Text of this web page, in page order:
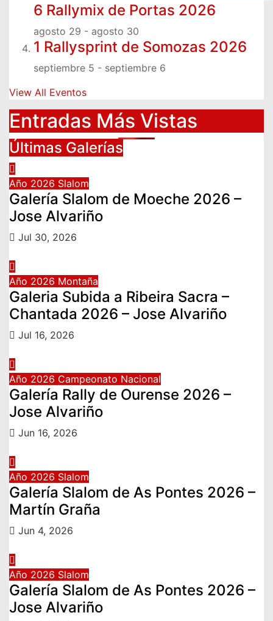
6 Rallymix de Portas 2026
agosto 29 - agosto 30
1 Rallysprint de Somozas 2026
septiembre 5 - septiembre 6
View All Eventos
Entradas Más Vistas
Últimas Galerías
Año 2026 Slalom
Galería Slalom de Moeche 2026 –
Jose Alvariño
Jul 30, 2026
Año 2026 Montaña
Galeria Subida a Ribeira Sacra –
Chantada 2026 – Jose Alvariño
Jul 16, 2026
Año 2026 Campeonato Nacional
Galería Rally de Ourense 2026 –
Jose Alvariño
Jun 16, 2026
Año 2026 Slalom
Galería Slalom de As Pontes 2026 –
Martín Graña
Jun 4, 2026
Año 2026 Slalom
Galería Slalom de As Pontes 2026 –
Jose Alvariño